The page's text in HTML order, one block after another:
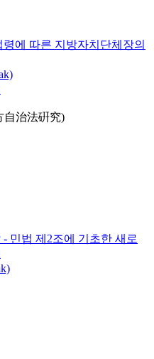
에 따른 지방자치단체장의
自治法硏究)
민법 제2조에 기초한 새로